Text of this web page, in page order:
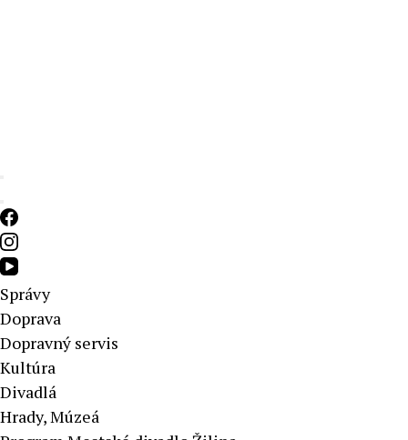
Správy
Doprava
Dopravný servis
Kultúra
Divadlá
Hrady, Múzeá